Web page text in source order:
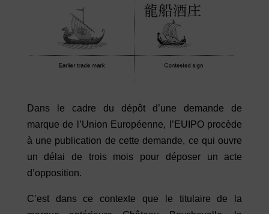
Dans le cadre du dépôt d’une demande de
marque de l’Union Européenne, l’EUIPO procède
à une publication de cette demande, ce qui ouvre
un délai de trois mois pour déposer un acte
d’opposition.
C’est dans ce contexte que le titulaire de la